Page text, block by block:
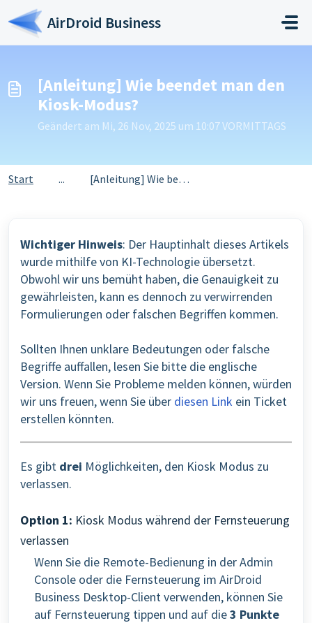
Zum hauptsächlichen Inhalt gehen
AirDroid Business
[Anleitung] Wie beendet man den
Kiosk-Modus?
Geändert am Mi, 26 Nov, 2025 um 10:07 VORMITTAGS
Start ... [Anleitung] Wie beendet man den Kiosk-Modus?
Wichtiger Hinweis: Der Hauptinhalt dieses Artikels
wurde mithilfe von KI-Technologie übersetzt.
Obwohl wir uns bemüht haben, die Genauigkeit zu
gewährleisten, kann es dennoch zu verwirrenden
Formulierungen oder falschen Begriffen kommen.
Sollten Ihnen unklare Bedeutungen oder falsche
Begriffe auffallen, lesen Sie bitte die englische
Version. Wenn Sie Probleme melden können, würden
wir uns freuen, wenn Sie über diesen Link ein Ticket
erstellen könnten.
Es gibt drei Möglichkeiten, den Kiosk Modus zu
verlassen.
Option 1: Kiosk Modus während der Fernsteuerung
verlassen
Wenn Sie die Remote-Bedienung in der Admin
Console oder die Fernsteuerung im AirDroid
Business Desktop-Client verwenden, können Sie
auf Fernsteuerung tippen und auf die3 Punkte